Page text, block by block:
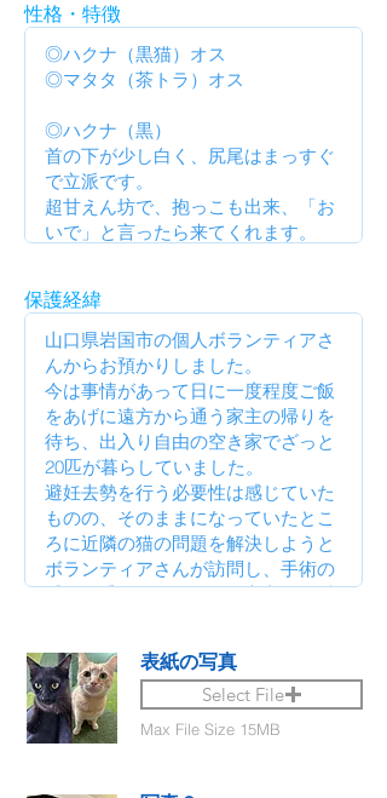
性格・特徴
保護経緯
表紙の写真
Select File
Max File Size 15MB